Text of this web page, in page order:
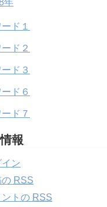
年
ド１
ド２
ド３
ド６
ド７
報
イン
の RSS
ントの RSS